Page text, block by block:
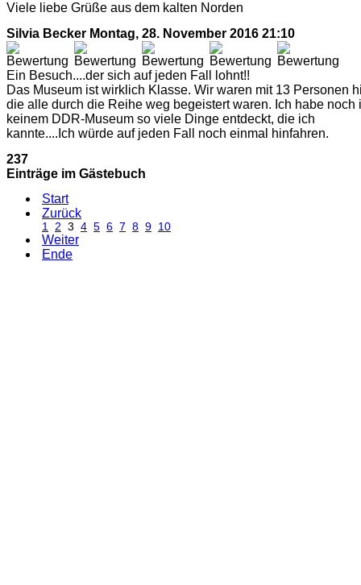
Viele liebe Grüße aus dem kalten Norden
Silvia Becker Montag, 28. November 2016 21:10
Ein Besuch....der sich auf jeden Fall lohnt!!
Das Museum ist wirklich Klasse. Wir waren mit 13 Personen
die alle durch die Reihe weg begeistert waren. Ich habe noch
keinem DDR-Museum so viele Dinge entdeckt, die ich
kannte....Ich würde auf jeden Fall noch einmal hinfahren.
237
Einträge im Gästebuch
Start
Zurück
1 2 3 4 5 6 7 8 9 10
Weiter
Ende